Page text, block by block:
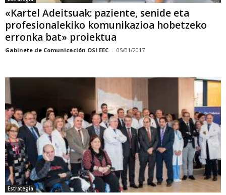
«Kartel Adeitsuak: paziente, senide eta
profesionalekiko komunikazioa hobetzeko
erronka bat» proiektua
Gabinete de Comunicación OSI EEC - 05/01/2017
Estrategia